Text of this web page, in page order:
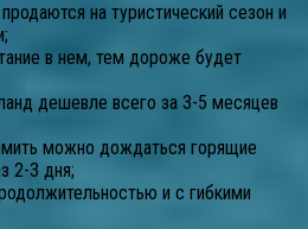
на туристический сезон и
в нем, тем дороже будет
дешевле всего за 3-5 месяцев
можно дождаться горящие
2-3 дня;
и с гибкими